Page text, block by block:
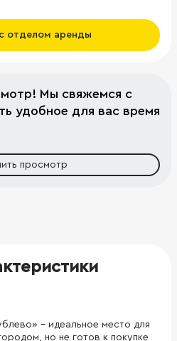
отделом аренды
Мы свяжемся с
удобное для вас время
просмотр
- идеальное место для
но не готов к покупке